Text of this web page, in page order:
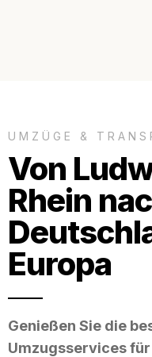
UMZÜGE &
Von
Rhein
Europa
Genießen Sie die
Umzugsservices